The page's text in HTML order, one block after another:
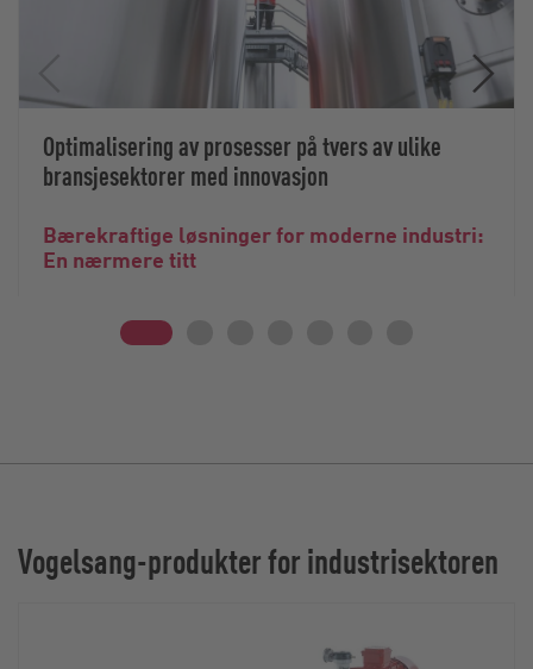
Optimalisering av prosesser på tvers av ulike
bransjesektorer med innovasjon
Bærekraftige løsninger for moderne industri:
En nærmere titt
Vogelsang-produkter for industrisektoren